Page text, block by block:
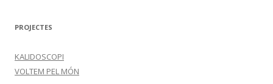
PROJECTES
KALIDOSCOPI
VOLTEM PEL MÓN